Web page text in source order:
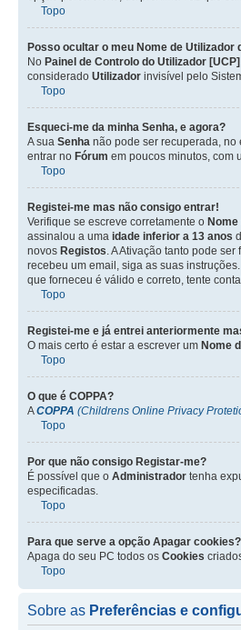
Topo
Posso ocultar o meu Nome de Utilizador
No Painel de Controlo do Utilizador [UCP]
considerado Utilizador invisível pelo
Topo
Esqueci-me da minha Senha, e agora?
A sua Senha não pode ser recuperada, no
entrar no Fórum em poucos minutos, com
Topo
Registei-me mas não consigo entrar!
Verifique se escreve corretamente o
assinalou a uma idade inferior a 13 anos
novos Registos. A Ativação tanto pode ser
recebeu um email, siga as suas
que forneceu é válido e correto, tente
Topo
Registei-me e já entrei anteriormente
O mais certo é estar a escrever um Nome
Topo
O que é COPPA?
ACOPPA (Childrens Online Privacy
Topo
Por que não consigo Registar-me?
É possível que o Administrador tenha
especificadas.
Topo
Para que serve a opção Apagar cookies?
Apaga do seu PC todos os Cookies
Topo
Sobre as Preferências e